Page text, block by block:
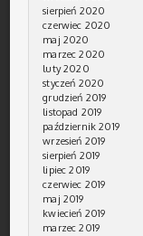
sierpień 2020
czerwiec 2020
maj 2020
marzec 2020
luty 2020
styczeń 2020
grudzień 2019
listopad 2019
październik 2019
wrzesień 2019
sierpień 2019
lipiec 2019
czerwiec 2019
maj 2019
kwiecień 2019
marzec 2019